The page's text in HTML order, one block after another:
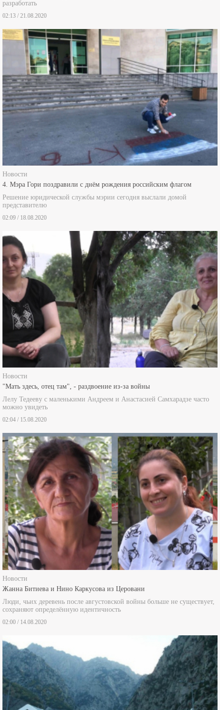
02:13 / 21.08.2020
Новости
4. Мэра Гори поздравили с днём рождения российским флагом
Решение юридической службы мэрии сегодня выслали домой
представителю
02:09 / 18.08.2020
Новости
"Мать здесь, отец там", - раздвоение из-за войны
Лелу Тедееву с маленькими Андреем и Анастасией Самхарадзе часто
можно увидеть
02:04 / 15.08.2020
Новости
Жанна Битиева и Нино Каркусова из Церовани
Люди, чьих деревень после августовской войны больше не существует,
сохраняют определённую идентичность
02:00 / 14.08.2020